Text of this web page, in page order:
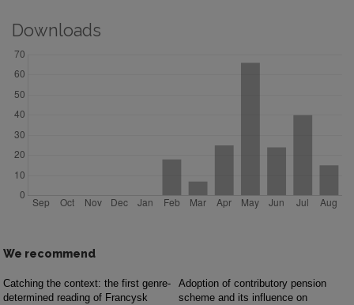
Downloads
We recommend
Catching the context: the first genre-
determined reading of Francysk
Adoption of contributory pension
scheme and its influence on